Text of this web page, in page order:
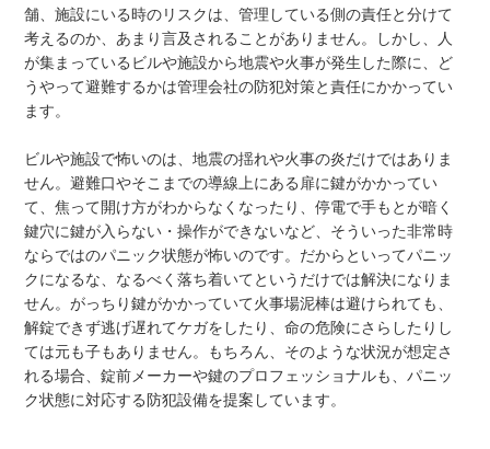
舗、施設にいる時のリスクは、管理している側の責任と分けて
考えるのか、あまり言及されることがありません。しかし、人
が集まっているビルや施設から地震や火事が発生した際に、ど
うやって避難するかは管理会社の防犯対策と責任にかかってい
ます。
ビルや施設で怖いのは、地震の揺れや火事の炎だけではありま
せん。避難口やそこまでの導線上にある扉に鍵がかかってい
て、焦って開け方がわからなくなったり、停電で手もとが暗く
鍵穴に鍵が入らない・操作ができないなど、そういった非常時
ならではのパニック状態が怖いのです。だからといってパニッ
クになるな、なるべく落ち着いてというだけでは解決になりま
せん。がっちり鍵がかかっていて火事場泥棒は避けられても、
解錠できず逃げ遅れてケガをしたり、命の危険にさらしたりし
ては元も子もありません。もちろん、そのような状況が想定さ
れる場合、錠前メーカーや鍵のプロフェッショナルも、パニッ
ク状態に対応する防犯設備を提案しています。